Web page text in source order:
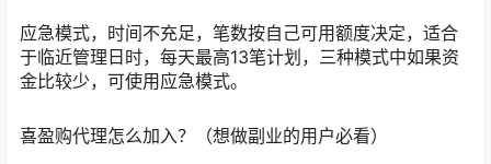
应急模式，时间不充足，笔数按自己可用额度决定，适合
于临近管理日时，每天最高13笔计划，三种模式中如果资
金比较少，可使用应急模式。
喜盈购代理怎么加入？（想做副业的用户必看）